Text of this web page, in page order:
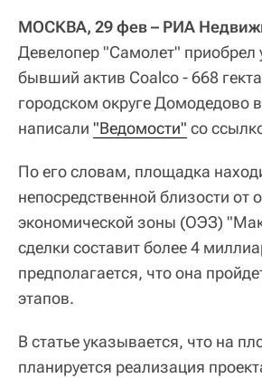
МОСКВА, 29 фев – РИА
Девелопер "Самолет" приобрел
бывший актив Coalco - 668
городском округе Домодедово
написали "Ведомости" со
По его словам, площадка
непосредственной близости от
экономической зоны (ОЭЗ)
сделки составит более 4
предполагается, что она
этапов.
В статье указывается, что на
планируется реализация